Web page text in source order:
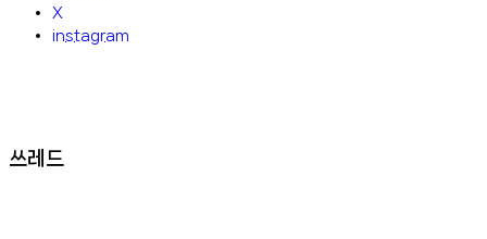
X
instagram
쓰레드